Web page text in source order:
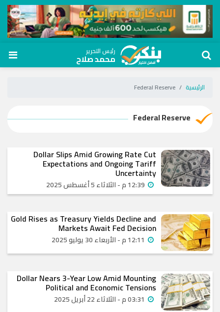
رئيس التحرير
محمد صلاح
الرئيسية Federal Reserve
Federal Reserve
Dollar Slips Amid Growing Rate Cut
Expectations and Ongoing Tariff
Uncertainty
Gold Rises as Treasury Yields Decline and
Markets Await Fed Decision
Dollar Nears 3-Year Low Amid Mounting
Political and Economic Tensions